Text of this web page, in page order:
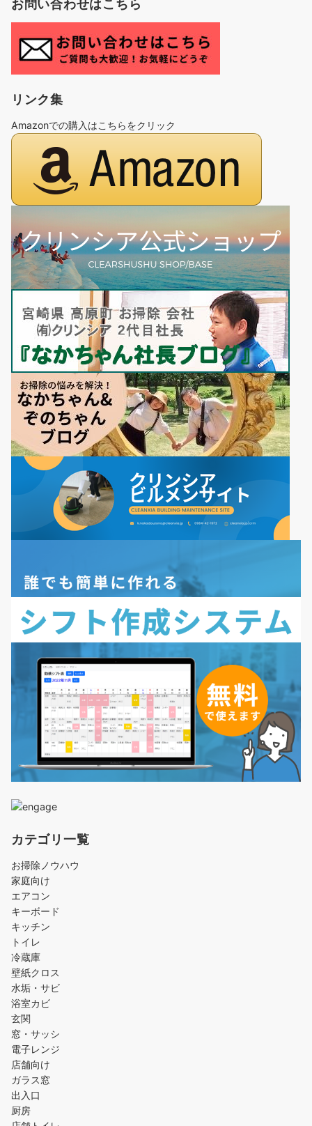
お問い合わせはこちら
リンク集
Amazonでの購入はこちらをクリック
カテゴリ一覧
お掃除ノウハウ
家庭向け
エアコン
キーボード
キッチン
トイレ
冷蔵庫
壁紙クロス
水垢・サビ
浴室カビ
玄関
窓・サッシ
電子レンジ
店舗向け
ガラス窓
出入口
厨房